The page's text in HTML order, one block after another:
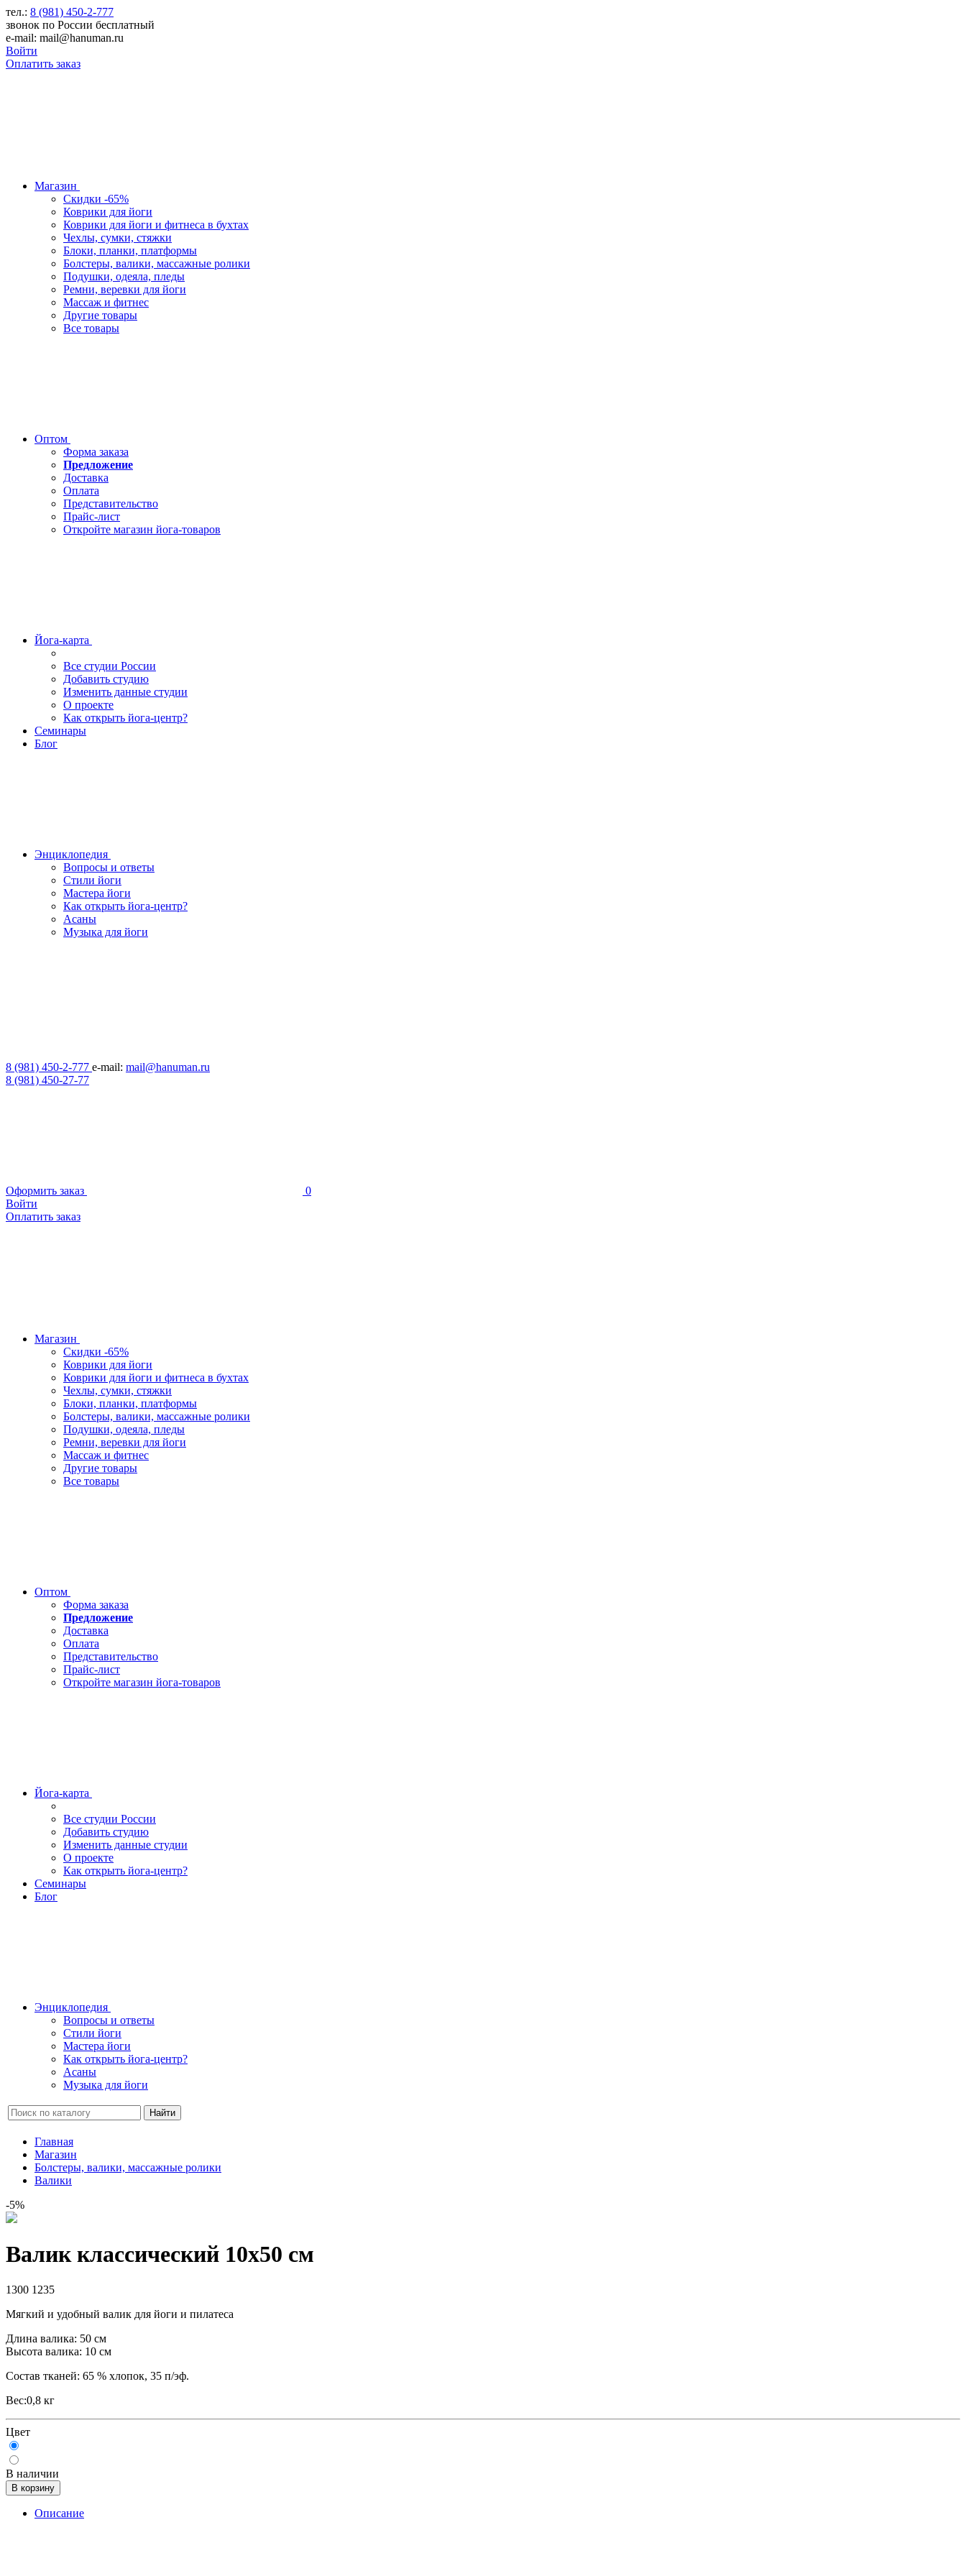
тел.: 8 (981) 450-2-777
звонок по России бесплатный
e-mail: mail@hanuman.ru
Войти
Оплатить заказ
Магазин
Скидки -65%
Коврики для йоги
Коврики для йоги и фитнеса в бухтах
Чехлы, сумки, стяжки
Блоки, планки, платформы
Болстеры, валики, массажные ролики
Подушки, одеяла, пледы
Ремни, веревки для йоги
Массаж и фитнес
Другие товары
Все товары
Оптом
Форма заказа
Предложение
Доставка
Оплата
Представительство
Прайс-лист
Откройте магазин йога-товаров
Йога-карта
Все студии России
Добавить студию
Изменить данные студии
О проекте
Как открыть йога-центр?
Семинары
Блог
Энциклопедия
Вопросы и ответы
Стили йоги
Мастера йоги
Как открыть йога-центр?
Асаны
Музыка для йоги
8 (981) 450-2-777 e-mail: mail@hanuman.ru
8 (981) 450-27-77
Оформить заказ
0
Войти
Оплатить заказ
Магазин
Скидки -65%
Коврики для йоги
Коврики для йоги и фитнеса в бухтах
Чехлы, сумки, стяжки
Блоки, планки, платформы
Болстеры, валики, массажные ролики
Подушки, одеяла, пледы
Ремни, веревки для йоги
Массаж и фитнес
Другие товары
Все товары
Оптом
Форма заказа
Предложение
Доставка
Оплата
Представительство
Прайс-лист
Откройте магазин йога-товаров
Йога-карта
Все студии России
Добавить студию
Изменить данные студии
О проекте
Как открыть йога-центр?
Семинары
Блог
Энциклопедия
Вопросы и ответы
Стили йоги
Мастера йоги
Как открыть йога-центр?
Асаны
Музыка для йоги
Найти
Главная
Магазин
Болстеры, валики, массажные ролики
Валики
-5%
Валик классический 10х50 см
1300 1235
Мягкий и удобный валик для йоги и пилатеса
Длина валика: 50 см
Высота валика: 10 см
Состав тканей: 65 % хлопок, 35 п/эф.
Вес:0,8 кг
Цвет
В наличии
В корзину
Описание